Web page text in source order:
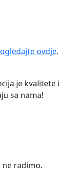
ovdje.
je kvalitete i
sa nama!
radimo.